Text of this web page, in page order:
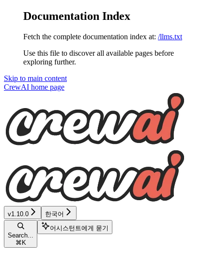
Documentation Index
Fetch the complete documentation index at: /llms.txt
Use this file to discover all available pages before
exploring further.
Skip to main content
CrewAI home page
v1.10.0 한국어
Search...
⌘ K
어시스턴트에게 묻기